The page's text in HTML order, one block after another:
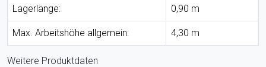
Lagerlänge: 0,90 m
Max. Arbeitshöhe allgemein: 4,30 m
Weitere Produktdaten